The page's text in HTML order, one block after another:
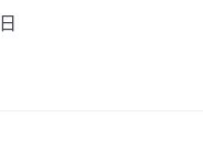
日